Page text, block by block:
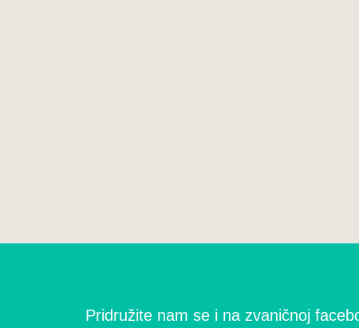
Pridružite nam se i na zvaničnoj